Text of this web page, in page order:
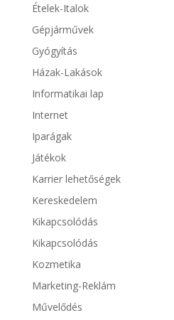
Ételek-Italok
Gépjárművek
Gyógyítás
Házak-Lakások
Informatikai lap
Internet
Iparágak
Játékok
Karrier lehetőségek
Kereskedelem
Kikapcsolódás
Kikapcsolódás
Kozmetika
Marketing-Reklám
Művelődés